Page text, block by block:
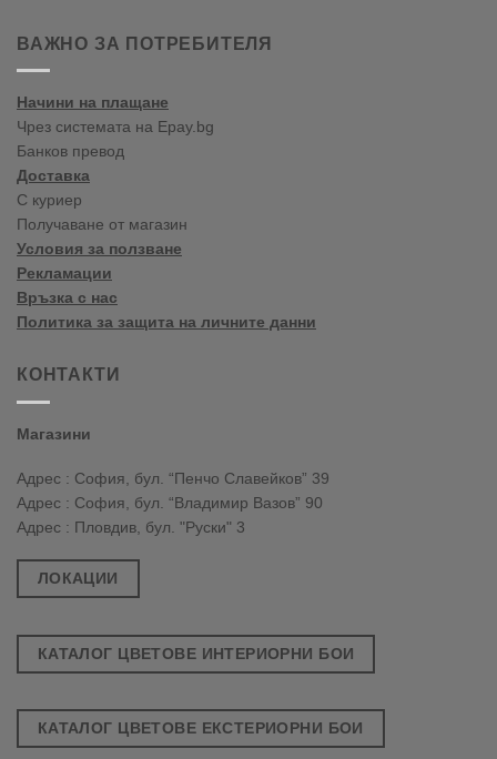
Лято
пролет-
ВАЖНО ЗА ПОТРЕБИТЕЛЯ
Начини на плащане
Чрез системата на Epay.bg
Банков превод
Доставка
С куриер
Получаване от магазин
Условия за ползване
Рекламации
Връзка с нас
Политика за защита на личните данни
КОНТАКТИ
Магазини
Адрес : София, бул. “Пенчо Славейков” 39
Адрес : София, бул. “Владимир Вазов” 90
Адрес : Пловдив, бул. "Руски" 3
ЛОКАЦИИ
КАТАЛОГ ЦВЕТОВЕ ИНТЕРИОРНИ БОИ
КАТАЛОГ ЦВЕТОВЕ ЕКСТЕРИОРНИ БОИ